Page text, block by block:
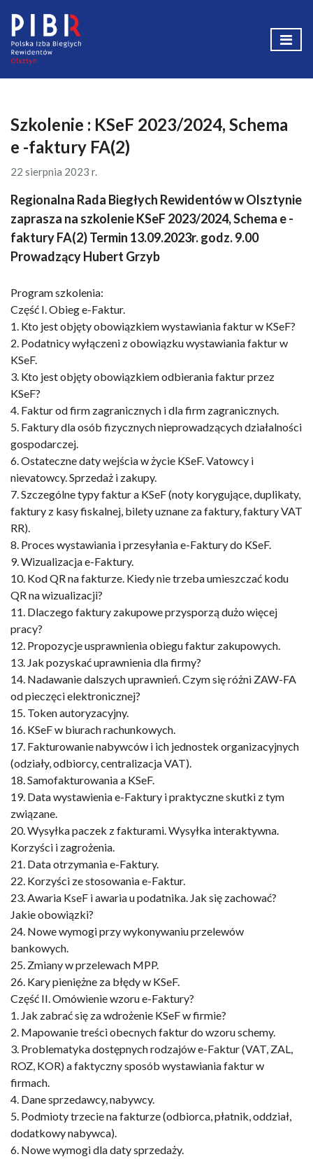
Szkolenie : KSeF 2023/2024, Schema
e -faktury FA(2)
22 sierpnia 2023 r.
Regionalna Rada Biegłych Rewidentów w Olsztynie
zaprasza na szkolenie KSeF 2023/2024, Schema e -
faktury FA(2) Termin 13.09.2023r. godz. 9.00
Prowadzący Hubert Grzyb
Program szkolenia:
Część I. Obieg e-Faktur.
1. Kto jest objęty obowiązkiem wystawiania faktur w KSeF?
2. Podatnicy wyłączeni z obowiązku wystawiania faktur w
KSeF.
3. Kto jest objęty obowiązkiem odbierania faktur przez
KSeF?
4. Faktur od firm zagranicznych i dla firm zagranicznych.
5. Faktury dla osób fizycznych nieprowadzących działalności
gospodarczej.
6. Ostateczne daty wejścia w życie KSeF. Vatowcy i
nievatowcy. Sprzedaż i zakupy.
7. Szczególne typy faktur a KSeF (noty korygujące, duplikaty,
faktury z kasy fiskalnej, bilety uznane za faktury, faktury VAT
RR).
8. Proces wystawiania i przesyłania e-Faktury do KSeF.
9. Wizualizacja e-Faktury.
10. Kod QR na fakturze. Kiedy nie trzeba umieszczać kodu
QR na wizualizacji?
11. Dlaczego faktury zakupowe przysporzą dużo więcej
pracy?
12. Propozycje usprawnienia obiegu faktur zakupowych.
13. Jak pozyskać uprawnienia dla firmy?
14. Nadawanie dalszych uprawnień. Czym się różni ZAW-FA
od pieczęci elektronicznej?
15. Token autoryzacyjny.
16. KSeF w biurach rachunkowych.
17. Fakturowanie nabywców i ich jednostek organizacyjnych
(odziały, odbiorcy, centralizacja VAT).
18. Samofakturowania a KSeF.
19. Data wystawienia e-Faktury i praktyczne skutki z tym
związane.
20. Wysyłka paczek z fakturami. Wysyłka interaktywna.
Korzyści i zagrożenia.
21. Data otrzymania e-Faktury.
22. Korzyści ze stosowania e-Faktur.
23. Awaria KseF i awaria u podatnika. Jak się zachować?
Jakie obowiązki?
24. Nowe wymogi przy wykonywaniu przelewów
bankowych.
25. Zmiany w przelewach MPP.
26. Kary pieniężne za błędy w KSeF.
Część II. Omówienie wzoru e-Faktury?
1. Jak zabrać się za wdrożenie KSeF w firmie?
2. Mapowanie treści obecnych faktur do wzoru schemy.
3. Problematyka dostępnych rodzajów e-Faktur (VAT, ZAL,
ROZ, KOR) a faktyczny sposób wystawiania faktur w
firmach.
4. Dane sprzedawcy, nabywcy.
5. Podmioty trzecie na fakturze (odbiorca, płatnik, oddział,
dodatkowy nabywca).
6. Nowe wymogi dla daty sprzedaży.